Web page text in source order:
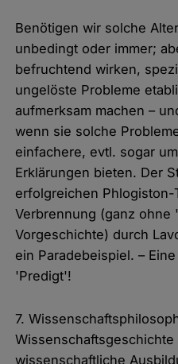
Benötigen wir solche
unbedingt oder immer;
befruchtend wirken,
ungelöste Probleme
aufmerksam machen –
wenn sie solche
einfachere, evtl. sogar
Erklärungen bieten. Der
erfolgreichen
Verbrennung (ganz ohne
Vorgeschichte) durch
ein Paradebeispiel. –
'Predigt'!
7.
Wissenschaftsgeschichte
wissenschaftliche